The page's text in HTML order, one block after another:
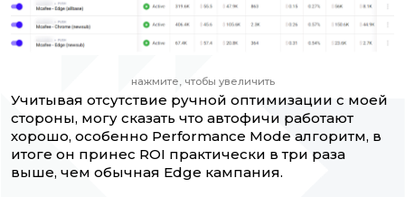
нажмите, чтобы увеличить
Учитывая отсутствие ручной оптимизации с моей
стороны, могу сказать что автофичи работают
хорошо, особенно Performance Mode алгоритм, в
итоге он принес ROI практически в три раза
выше, чем обычная Edge кампания.